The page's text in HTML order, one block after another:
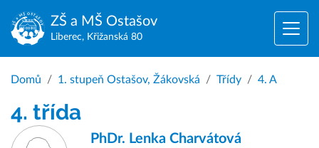
ZŠ a MŠ Ostašov
Liberec, Křižanská 80
Domů 1. stupeň Ostašov, Žákovská Třídy 4. A
4. třída
PhDr. Lenka Charvátová